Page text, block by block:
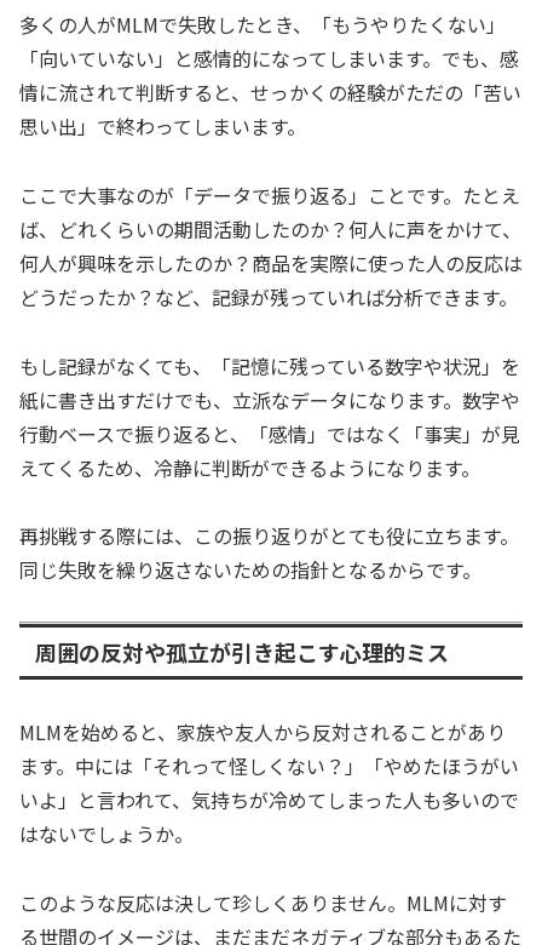
多くの人がMLMで失敗したとき、「もうやりたくない」
「向いていない」と感情的になってしまいます。でも、感
情に流されて判断すると、せっかくの経験がただの「苦い
思い出」で終わってしまいます。
ここで大事なのが「データで振り返る」ことです。たとえ
ば、どれくらいの期間活動したのか？何人に声をかけて、
何人が興味を示したのか？商品を実際に使った人の反応は
どうだったか？など、記録が残っていれば分析できます。
もし記録がなくても、「記憶に残っている数字や状況」を
紙に書き出すだけでも、立派なデータになります。数字や
行動ベースで振り返ると、「感情」ではなく「事実」が見
えてくるため、冷静に判断ができるようになります。
再挑戦する際には、この振り返りがとても役に立ちます。
同じ失敗を繰り返さないための指針となるからです。
周囲の反対や孤立が引き起こす心理的ミス
MLMを始めると、家族や友人から反対されることがあり
ます。中には「それって怪しくない？」「やめたほうがい
いよ」と言われて、気持ちが冷めてしまった人も多いので
はないでしょうか。
このような反応は決して珍しくありません。MLMに対す
る世間のイメージは、まだまだネガティブな部分もあるた